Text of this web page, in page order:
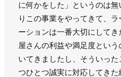
に何かをした」というのは無
りこの事業をやってきて、
ーションは一番大切にして
屋さんの利益や満足度とい
いてきましたし、そういっ
つひとつ誠実に対応してき